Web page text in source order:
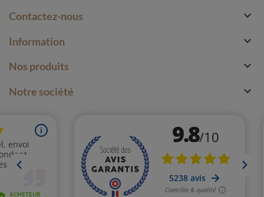
Contactez-nous 
Information 
Nos produits 
Notre société 